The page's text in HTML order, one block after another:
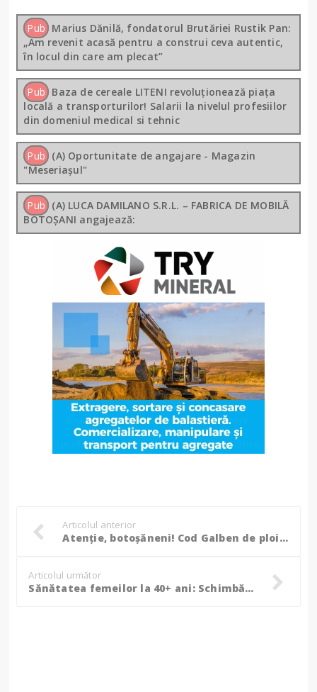
Pub Marius Dănilă, fondatorul Brutăriei Rustik Pan:
„Am revenit acasă pentru a construi ceva autentic,
în locul din care am plecat”
Pub Baza de cereale LITENI revoluționează piața
locală a transporturilor! Salarii la nivelul profesiilor
din domeniul medical si tehnic
Pub (A) Oportunitate de angajare - Magazin
"Meseriașul"
Pub (A) LUCA DAMILANO S.R.L. – FABRICA DE MOBILĂ
BOTOȘANI angajează:
Articolul anterior
Atenție, botoșăneni! Cod Galben de ploi și vânt puternic în această noapte!
Articolul următor
Sănătatea femeilor la 40+ ani: Schimbări importante